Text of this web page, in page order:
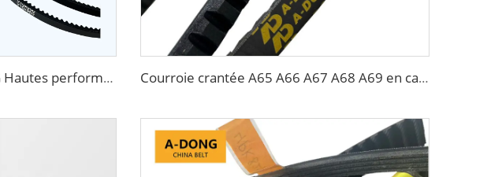
Courroies crantées A-DONG Hautes performances pour transmission Courroie crantée A65 A66 A67 A68 A69 en caoutchouc BX70, courroie trapézoïdale V